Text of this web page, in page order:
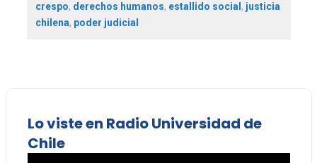
crespo, derechos humanos, estallido social , justicia
chilena, poder judicial
Lo viste en Radio Universidad de
Chile